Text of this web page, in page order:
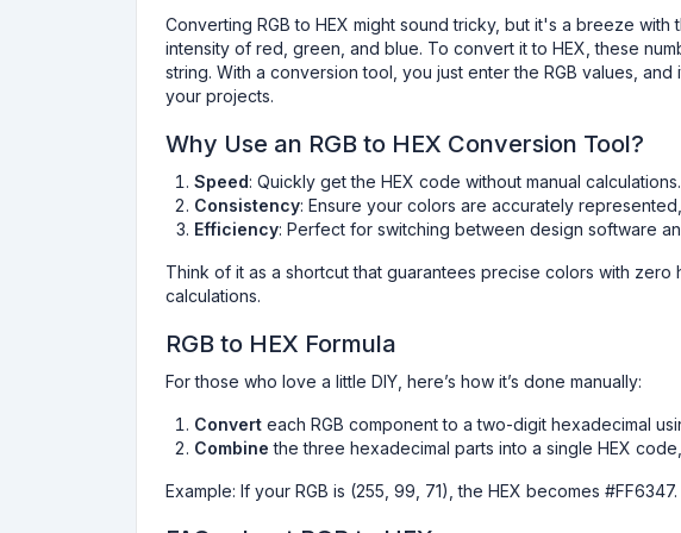
Converting RGB to HEX might sound tricky, but it's a breeze
intensity of red, green, and blue. To convert it to HEX, these
string. With a conversion tool, you just enter the RGB values,
your projects.
Why Use an RGB to HEX Conversion Tool?
Speed: Quickly get the HEX code without manual calculations.
Consistency: Ensure your colors are accurately
Efficiency: Perfect for switching between design software
Think of it as a shortcut that guarantees precise colors with
calculations.
RGB to HEX Formula
For those who love a little DIY, here’s how it’s done manually:
Convert each RGB component to a two-digit hexadecimal
Combine the three hexadecimal parts into a single HEX
Example: If your RGB is (255, 99, 71), the HEX becomes #FF6347.